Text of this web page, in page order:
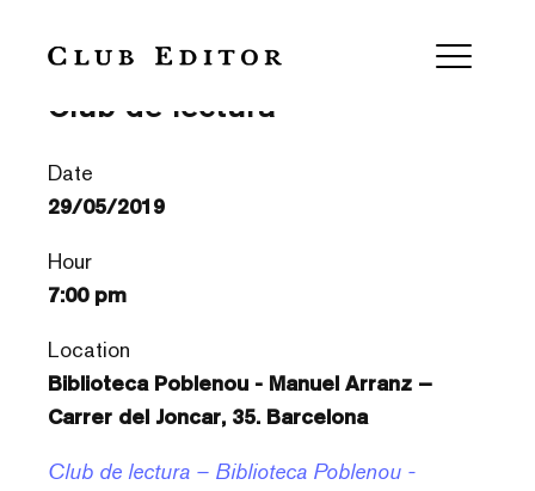
‘Permagel’ d’Eva Baltasar –
Club de lectura
Date
29/05/2019
Hour
7:00 pm
Location
Biblioteca Poblenou - Manuel Arranz –
Carrer del Joncar, 35. Barcelona
Club de lectura – Biblioteca Poblenou -